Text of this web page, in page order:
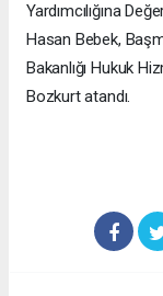
Yardımcılığına
Hasan Bebek,
Bakanlığı Hukuk
Bozkurt atandı.